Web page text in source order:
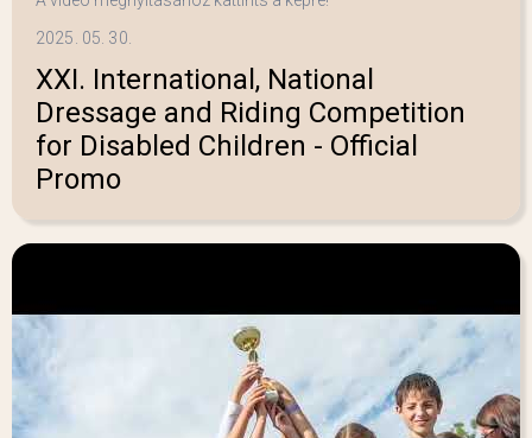
2025. 05. 30.
XXI. International, National
Dressage and Riding Competition
for Disabled Children - Official
Promo